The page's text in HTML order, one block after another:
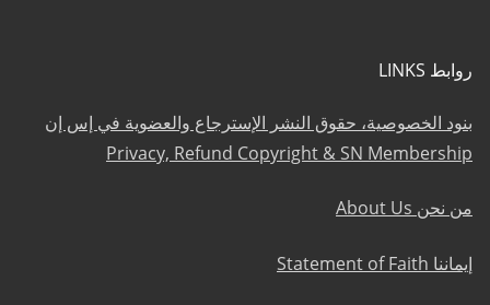
روابط LINKS
بنود الخصوصية، حقوق النشر الإسترجاع والعضوية في إس إن
Privacy, Refund Copyright & SN Membership
من نحن About Us
إيماننا Statement of Faith